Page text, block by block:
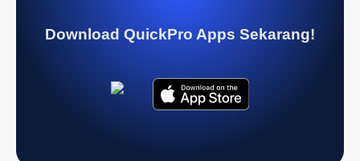
Download QuickPro Apps Sekarang!